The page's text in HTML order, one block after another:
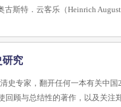
古斯特．云客乐（Heinrich
研究
史专家，翻开任何一本有关中
回顾与总结性的著作，以及关